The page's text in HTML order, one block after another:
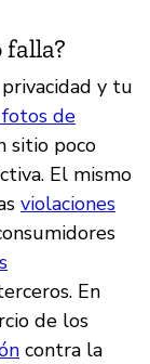
falla?
y tu
de
sitio poco
El mismo
violaciones
En
de los
contra la